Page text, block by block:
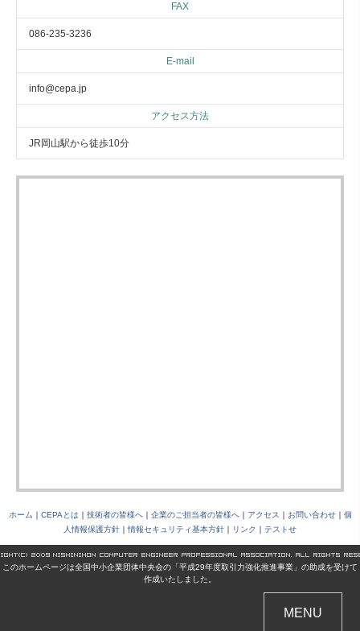
MENU
FAX
086-235-3236
E-mail
info@cepa.jp
アクセス方法
JR岡山駅から徒歩10分
ホーム ｜ CEPAとは ｜ 技術者の皆様へ｜ 企業のご担当者の皆様へ｜ アクセス ｜ お問い合わせ｜ 個
人情報保護方針 ｜ 情報セキュリティ基本方針 ｜ リンク ｜ テストせ
このホームページは全国中小企業団体中央会の「平成29年度取引力強化推進事業」の助成を受けて
作成いたしました。